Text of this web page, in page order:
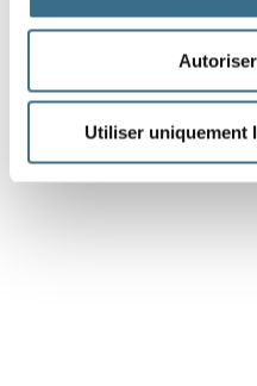
Utiliser uniquement